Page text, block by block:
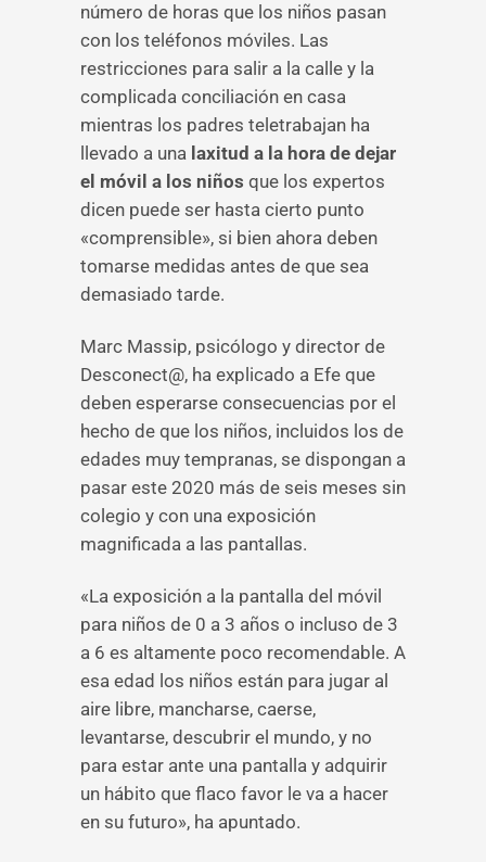
número de horas que los niños pasan
con los teléfonos móviles. Las
restricciones para salir a la calle y la
complicada conciliación en casa
mientras los padres teletrabajan ha
llevado a una laxitud a la hora de dejar
el móvil a los niños que los expertos
dicen puede ser hasta cierto punto
«comprensible», si bien ahora deben
tomarse medidas antes de que sea
demasiado tarde.
Marc Massip, psicólogo y director de
Desconect@, ha explicado a Efe que
deben esperarse consecuencias por el
hecho de que los niños, incluidos los de
edades muy tempranas, se dispongan a
pasar este 2020 más de seis meses sin
colegio y con una exposición
magnificada a las pantallas.
«La exposición a la pantalla del móvil
para niños de 0 a 3 años o incluso de 3
a 6 es altamente poco recomendable. A
esa edad los niños están para jugar al
aire libre, mancharse, caerse,
levantarse, descubrir el mundo, y no
para estar ante una pantalla y adquirir
un hábito que flaco favor le va a hacer
en su futuro», ha apuntado.